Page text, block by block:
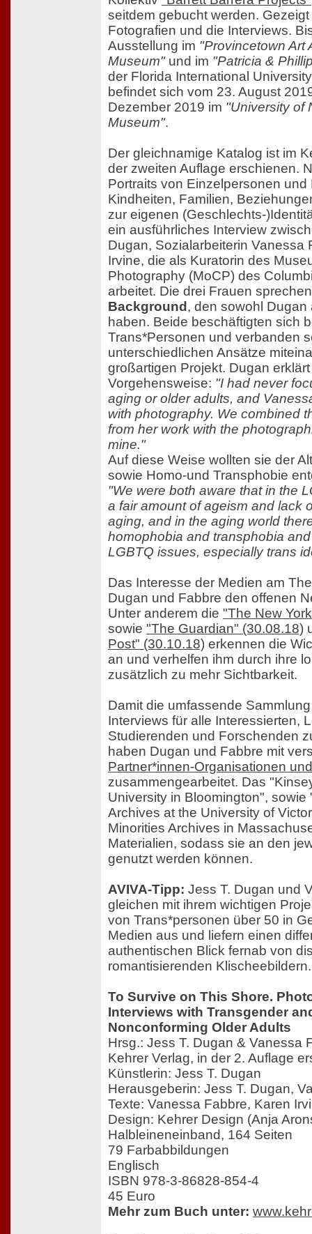
seitdem gebucht werden.
Fotografien und die Interviews.
Ausstellung im "Provincetown Art
Museum"und im "Patricia &
der Florida International
befindet sich vom 23. August
Dezember 2019 im "University of
Museum".
Der gleichnamige Katalog ist im
der zweiten Auflage erschienen.
Portraits von Einzelpersonen
Kindheiten, Familien,
zur eigenen (Geschlechts-
ein ausführliches Interview
Dugan, Sozialarbeiterin Vanessa
Irvine, die als Kuratorin des
Photography (MoCP) des
arbeitet. Die drei Frauen
Background , den sowohl
haben. Beide beschäftigten sich
Trans*Personen und verbanden
unterschiedlichen Ansätze
großartigen Projekt. Dugan
Vorgehensweise: "I had never
aging or older adults, and
with photography. We combined
from her work with the
mine."
Auf diese Weise wollten sie der
sowie Homo-und Transphobie
"We were both aware that in the
a fair amount of ageism and lack
aging, and in the aging world
homophobia and transphobia
LGBTQ issues, especially trans
Das Interesse der Medien am
Dugan und Fabbre den offenen
Unter anderem die "The New
sowie "The Guardian" (30.08.18)
Post" (30.10.18) erkennen die
an und verhelfen ihm durch ihre
zusätzlich zu mehr Sichtbarkeit.
Damit die umfassende
Interviews für alle Interessierten,
Studierenden und Forschenden
haben Dugan und Fabbre mit
Partner*innen-Organisationen
zusammengearbeitet. Das
University in Bloomington", sowie
Archives at the University of
Minorities Archives in
Materialien, sodass sie an den
genutzt werden können.
AVIVA-Tipp: Jess T. Dugan und
gleichen mit ihrem wichtigen
von Trans*personen über 50 in
Medien aus und liefern einen
authentischen Blick fernab von
romantisierenden Klischeebildern.
To Survive on This Shore.
Interviews with Transgender
Nonconforming Older Adults
Hrsg.: Jess T. Dugan & Vanessa
Kehrer Verlag, in der 2. Auflage
Künstlerin: Jess T. Dugan
Herausgeberin: Jess T. Dugan,
Texte: Vanessa Fabbre, Karen
Design: Kehrer Design (Anja
Halbleineneinband, 164 Seiten
79 Farbabbildungen
Englisch
ISBN 978-3-86828-854-4
45 Euro
Mehr zum Buch unter: